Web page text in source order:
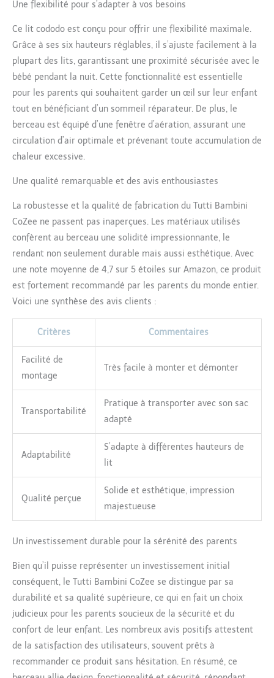
CONFIANCE À PLUS DE 30 ANS
trois décennies d'expertise,
Tutti Bambini est la marque
de puériculture n°1 au
Royaume-Uni ; Désormais
disponible en France,
complétez votre berceau
CoZee avec les draps de lit
Tutti Bambini pour un
Une flexibilité pour s’adapter à vos besoins
Ce lit cododo est conçu pour offrir une flexibilité maximale.
Grâce à ses six hauteurs réglables, il s’ajuste facilement à la
plupart des lits, garantissant une proximité sécurisée avec le
bébé pendant la nuit. Cette fonctionnalité est essentielle
pour les parents qui souhaitent garder un œil sur leur enfant
tout en bénéficiant d’un sommeil réparateur. De plus, le
berceau est équipé d’une fenêtre d’aération, assurant une
circulation d’air optimale et prévenant toute accumulation de
chaleur excessive.
Une qualité remarquable et des avis enthousiastes
La robustesse et la qualité de fabrication du Tutti Bambini
CoZee ne passent pas inaperçues. Les matériaux utilisés
confèrent au berceau une solidité impressionnante, le
rendant non seulement durable mais aussi esthétique. Avec
une note moyenne de 4,7 sur 5 étoiles sur Amazon, ce produit
est fortement recommandé par les parents du monde entier.
Voici une synthèse des avis clients :
Critères Commentaires
Facilité de
montage
Très facile à monter et démonter
Transportabilité
Pratique à transporter avec son sac
adapté
Adaptabilité
S’adapte à différentes hauteurs de
lit
Qualité perçue
Solide et esthétique, impression
majestueuse
Un investissement durable pour la sérénité des parents
Bien qu’il puisse représenter un investissement initial
conséquent, le Tutti Bambini CoZee se distingue par sa
durabilité et sa qualité supérieure, ce qui en fait un choix
judicieux pour les parents soucieux de la sécurité et du
confort de leur enfant. Les nombreux avis positifs attestent
de la satisfaction des utilisateurs, souvent prêts à
recommander ce produit sans hésitation. En résumé, ce